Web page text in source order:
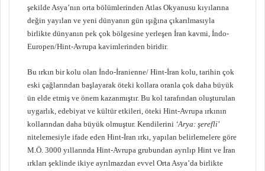
şekilde Asya’nın orta bölümlerinden Atlas Okyanusu kıyılarına
değin yayılan ve yeni dünyanın gün ışığına çıkarılmasıyla
birlikte dünyanın pek çok bölgesine yerleşen İran kavmi, İndo-
Europen/Hint-Avrupa kavimlerinden biridir.
Bu ırkın bir kolu olan İndo-İranienne/ Hint-İran kolu, tarihin çok
eski çağlarından başlayarak öteki kollara oranla çok daha büyük
ün elde etmiş ve önem kazanmıştır. Bu kol tarafından oluşturulan
uygarlık, edebiyat ve kültür etkileri, öteki Hint-Avrupa ırkının
kollarından daha büyük olmuştur. Kendilerini ‘Arya: şerefli’
nitelemesiyle ifade eden Hint-İran ırkı, yapılan belirlemelere göre
M.Ö. 3000 yıllarında Hint-Avrupa grubundan ayrılıp Hint ve İran
ırkları şeklinde ikiye ayrılmazdan evvel Orta Asya’da birlikte